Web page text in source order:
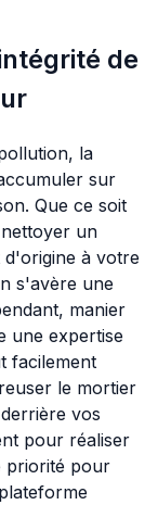
de
la
sur
Que ce soit
un
à votre
s'avère une
manier
une expertise
facilement
le mortier
vos
pour réaliser
priorité pour